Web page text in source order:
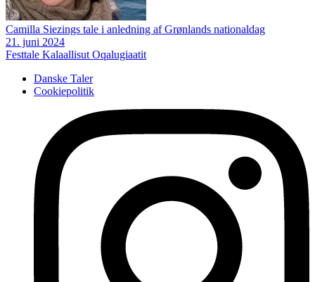
Camilla Siezings tale i anledning af Grønlands nationaldag
21. juni 2024
Festtale Kalaallisut Oqalugiaatit
Danske Taler
Cookiepolitik